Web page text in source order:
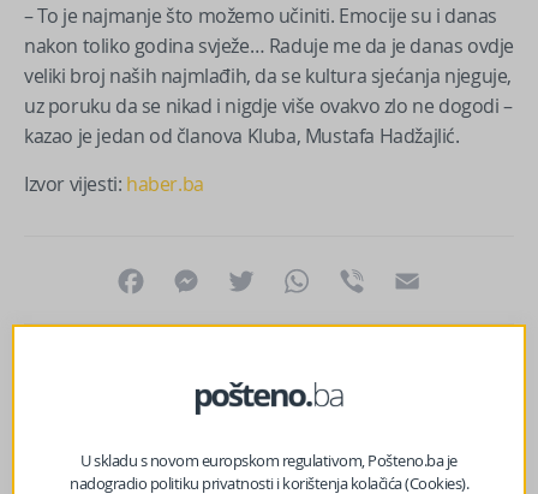
– To je najmanje što možemo učiniti. Emocije su i danas
nakon toliko godina svježe… Raduje me da je danas ovdje
veliki broj naših najmlađih, da se kultura sjećanja njeguje,
uz poruku da se nikad i nigdje više ovakvo zlo ne dogodi –
kazao je jedan od članova Kluba, Mustafa Hadžajlić.
Izvor vijesti: haber.ba
FacebookMessenger
Twitter WhatsApp
Viber
U skladu s novom europskom regulativom, Pošteno.ba je
nadogradio politiku privatnosti i korištenja kolačića (Cookies).